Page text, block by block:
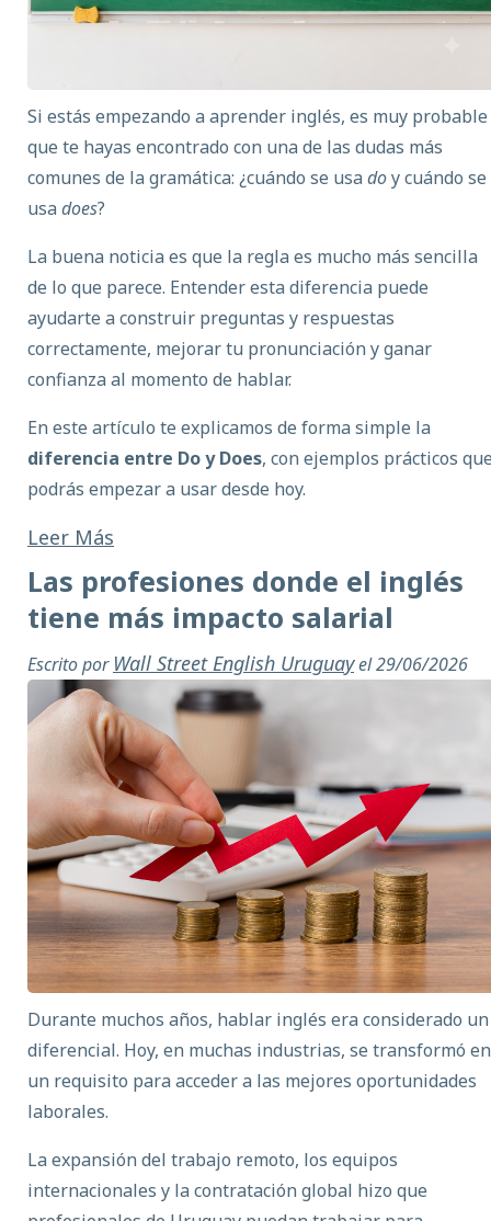
Si estás empezando a aprender inglés, es muy probable
que te hayas encontrado con una de las dudas más
comunes de la gramática: ¿cuándo se usa doy cuándo se
usa does?
La buena noticia es que la regla es mucho más sencilla
de lo que parece. Entender esta diferencia puede
ayudarte a construir preguntas y respuestas
correctamente, mejorar tu pronunciación y ganar
confianza al momento de hablar.
En este artículo te explicamos de forma simple la
diferencia entre Do y Does, con ejemplos prácticos
podrás empezar a usar desde hoy.
Leer Más
Las profesiones donde el inglés
tiene más impacto salarial
Escrito por Wall Street English Uruguayel 29/06/2026
Durante muchos años, hablar inglés era considerado un
diferencial. Hoy, en muchas industrias, se transformó en
un requisito para acceder a las mejores oportunidades
laborales.
La expansión del trabajo remoto, los equipos
internacionales y la contratación global hizo que